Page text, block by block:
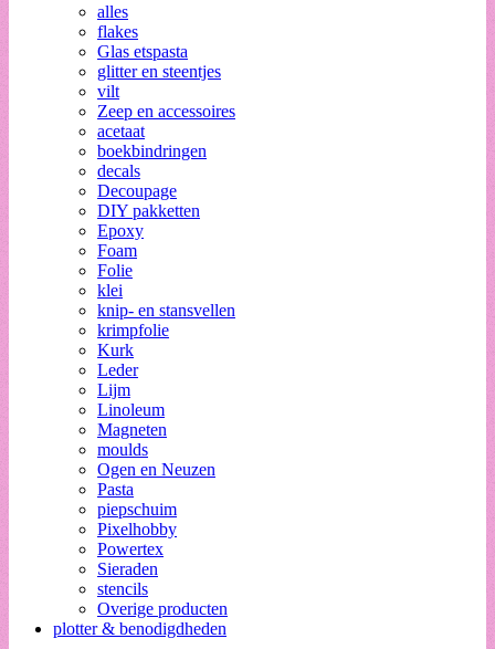
alles
flakes
Glas etspasta
glitter en steentjes
vilt
Zeep en accessoires
acetaat
boekbindringen
decals
Decoupage
DIY pakketten
Epoxy
Foam
Folie
klei
knip- en stansvellen
krimpfolie
Kurk
Leder
Lijm
Linoleum
Magneten
moulds
Ogen en Neuzen
Pasta
piepschuim
Pixelhobby
Powertex
Sieraden
stencils
Overige producten
plotter & benodigdheden